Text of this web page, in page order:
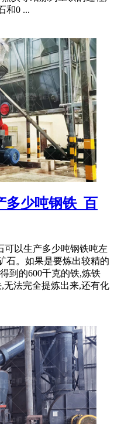
和0 ...
多少吨钢铁_百
可以生产多少吨钢铁吨左
石。如果是要炼出较精的
到的600千克的铁,炼铁
无法完全提炼出来,还有化